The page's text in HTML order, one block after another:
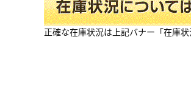
正確な在庫状況は上記バナー「在庫